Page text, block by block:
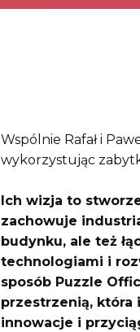
Wspólnie Rafał i
wykorzystując
Ich wizja to
zachowuje
budynku, ale też
technologiami i
sposób Puzzle
przestrzenią, która
innowacje i